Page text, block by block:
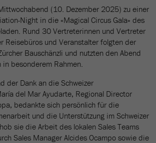
(10. Dezember 2025) zu einer
Night in die «Magical Circus Gala» des
Rund 30 Vertreterinnen und Vertreter
Reisebüros und Veranstalter folgten der
Bauschänzli und nutzten den Abend
besonderem Rahmen.
der Dank an die Schweizer
del Mar Ayudarte, Regional Director
bedankte sich persönlich für die
und die Unterstützung im Schweizer
sie die Arbeit des lokalen Sales Teams
Sales Manager Alcides Ocampo sowie die